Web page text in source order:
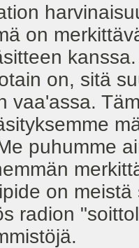
on
on, sitä
vaa'assa.
puhumme
on
radion